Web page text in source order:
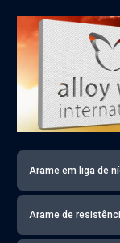
Arame em liga de
Arame de